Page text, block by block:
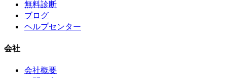
無料診断
ブログ
ヘルプセンター
会社
会社概要